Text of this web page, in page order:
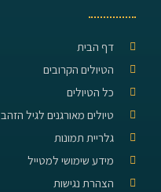
דף הבית
הטיולים הקרובים
כל הטיולים
טיולים מאורגנים לגיל הזהב
גלריית תמונות
מידע שימושי למטייל
הצהרת נגישות